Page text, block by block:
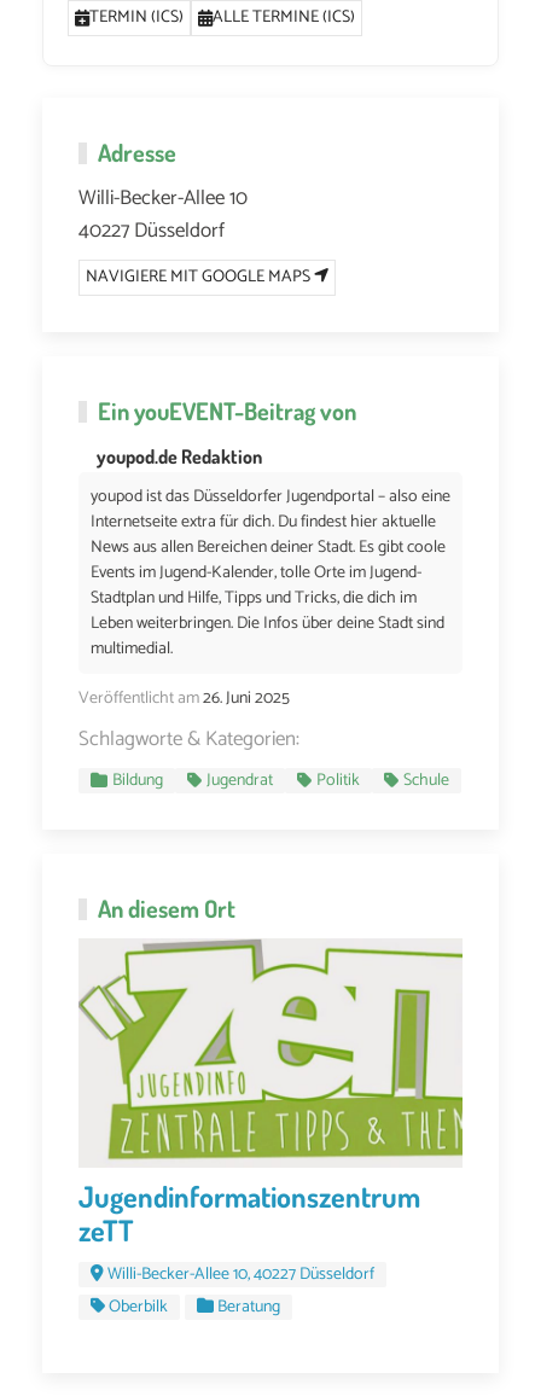
TERMIN (ICS) ALLE TERMINE (ICS)
Adresse
Willi-Becker-Allee 10
40227 Düsseldorf
NAVIGIERE MIT GOOGLE MAPS
EinyouEVENT-Beitrag von
youpod.de Redaktion
youpod ist das Düsseldorfer Jugendportal – also eine
Internetseite extra für dich. Du findest hier aktuelle
News aus allen Bereichen deiner Stadt. Es gibt coole
Events im Jugend-Kalender, tolle Orte im Jugend-
Stadtplan und Hilfe, Tipps und Tricks, die dich im
Leben weiterbringen. Die Infos über deine Stadt sind
multimedial.
Veröffentlicht am26. Juni 2025
Schlagworte & Kategorien:
Bildung Jugendrat Politik Schule
An diesem Ort
Jugendinformationszentrum
zeTT
Willi-Becker-Allee 10, 40227 Düsseldorf
Oberbilk
Beratung